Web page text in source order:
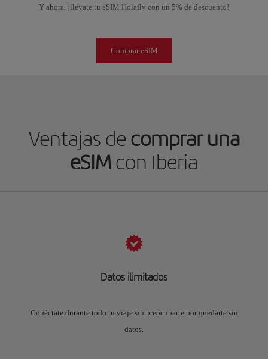
Y ahora, ¡llévate tu eSIM Holafly con un 5% de descuento!
Comprar eSIM
Ventajas de comprar una
eSIMcon Iberia
Datos ilimitados
Conéctate durante todo tu viaje sin preocuparte por quedarte sin
datos.